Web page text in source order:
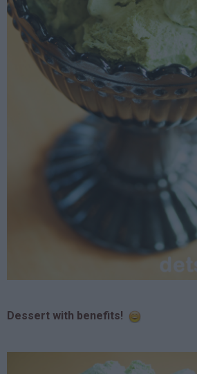
Dessert with benefits!